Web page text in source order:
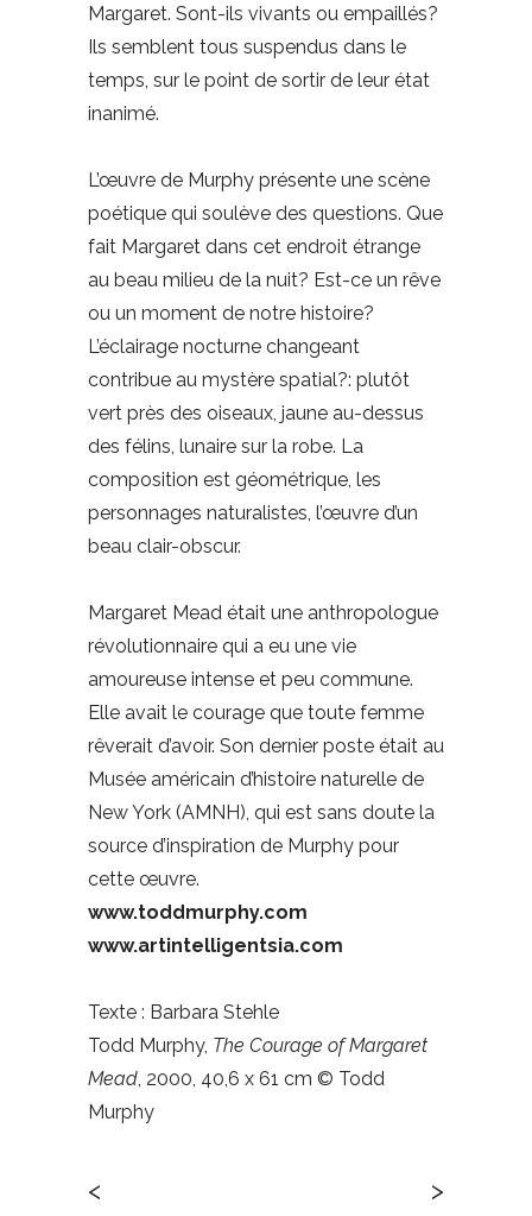
Margaret. Sont-ils vivants ou empaillés?
Ils semblent tous suspendus dans le
temps, sur le point de sortir de leur état
inanimé.
L’œuvre de Murphy présente une scène
poétique qui soulève des questions. Que
fait Margaret dans cet endroit étrange
au beau milieu de la nuit? Est-ce un rêve
ou un moment de notre histoire?
L’éclairage nocturne changeant
contribue au mystère spatial?: plutôt
vert près des oiseaux, jaune au-dessus
des félins, lunaire sur la robe. La
composition est géométrique, les
personnages naturalistes, l’œuvre d’un
beau clair-obscur.
Margaret Mead était une anthropologue
révolutionnaire qui a eu une vie
amoureuse intense et peu commune.
Elle avait le courage que toute femme
rêverait d’avoir. Son dernier poste était au
Musée américain d’histoire naturelle de
New York (AMNH), qui est sans doute la
source d’inspiration de Murphy pour
cette œuvre.
www.toddmurphy.com
www.artintelligentsia.com
Texte : Barbara Stehle
Todd Murphy, The Courage of Margaret
Mead , 2000, 40,6 x 61 cm © Todd
Murphy
< >